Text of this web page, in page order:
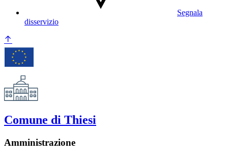
Segnala
disservizio
Comune di Thiesi
Amministrazione